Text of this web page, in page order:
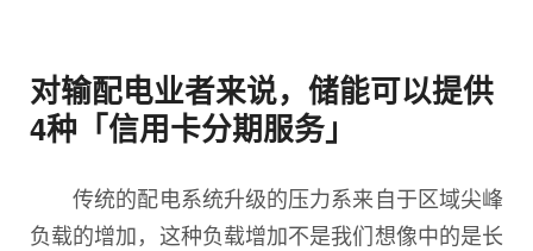
对输配电业者来说，储能可以提供
4种「信用卡分期服务」
传统的配电系统升级的压力系来自于区域尖峰
负载的增加，这种负载增加不是我们想像中的是长